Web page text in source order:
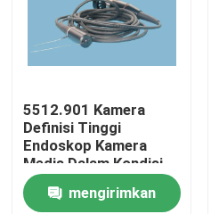
Video
Tur Pabrik
Kontrol Kualitas
5512.901 Kamera
Definisi Tinggi
Endoskop Kamera
Medis Dalam Kondisi
Baik
mengirimkan